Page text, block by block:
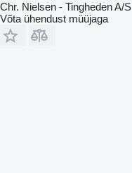
Chr. Nielsen - Tingheden A/S
Võta ühendust müüjaga